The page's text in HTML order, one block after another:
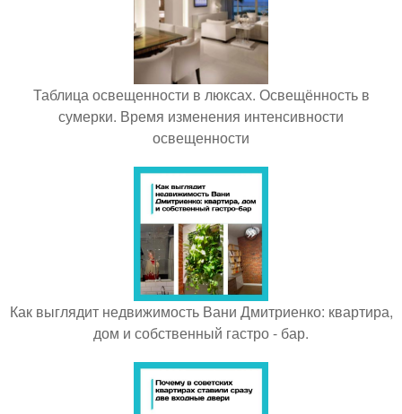
Таблица освещенности в люксах. Освещённость в
сумерки. Время изменения интенсивности
освещенности
Как выглядит недвижимость Вани Дмитриенко: квартира,
дом и собственный гастро - бар.